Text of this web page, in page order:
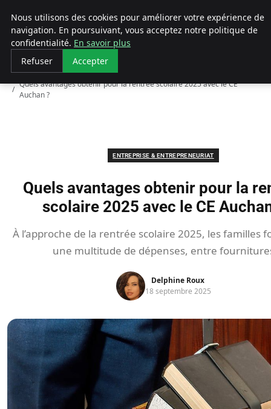
LECFCM
Accueil
Entreprise & Entrepreneuriat
Quels avantages obtenir pour la rentrée scolaire 2025 avec le CE
Auchan ?
ENTREPRISE & ENTREPRENEURIAT
Quels avantages obtenir pour la
scolaire 2025 avec le CE
À l’approche de la rentrée scolaire 2025, les familles
une multitude de dépenses, entre
Delphine Roux
18 septembre 2025
Nous utilisons des cookies pour améliorer votre expérience de
navigation. En poursuivant, vous acceptez notre politique de
confidentialité. En savoir plus
Refuser
Accepter